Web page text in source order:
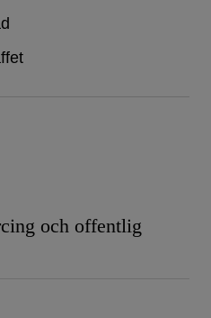
och offentlig